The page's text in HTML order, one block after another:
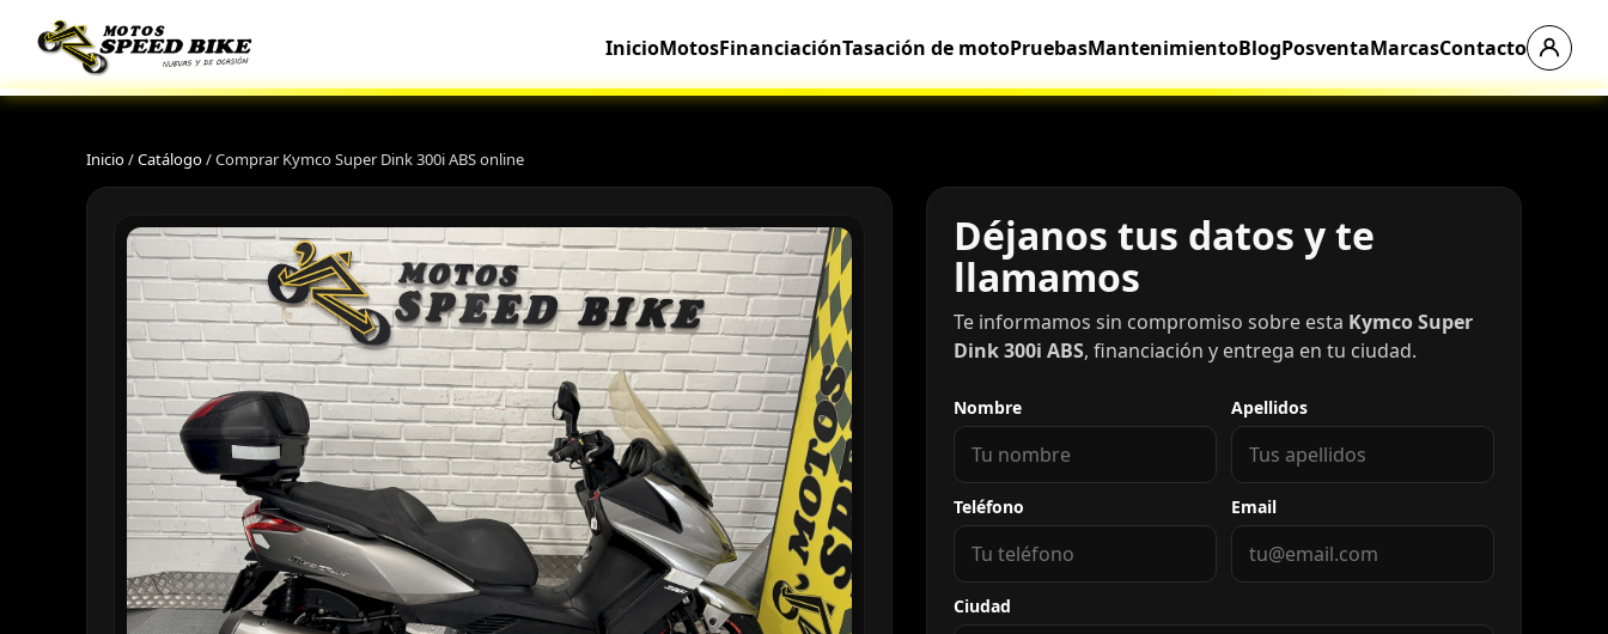
InicioMotosFinanciaciónTasación de motoPruebasMantenimientoBlogPosventaMarcasContacto
Inicio/Catálogo/Comprar Kymco Super Dink 300i ABS online
Déjanos tus datos y te
llamamos
Te informamos sin compromiso sobre esta Kymco Super
Dink 300i ABS, financiación y entrega en tu ciudad.
Nombre Apellidos
Teléfono Email
Ciudad